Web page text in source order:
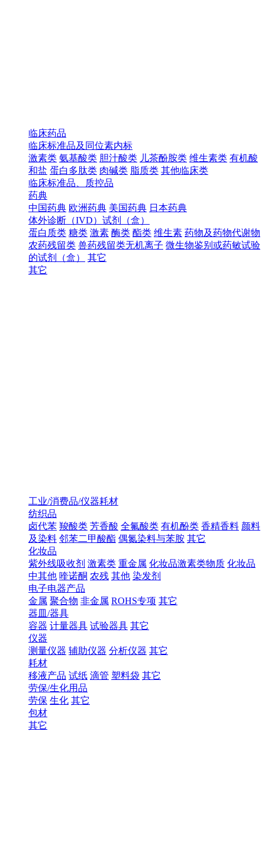
临床药品
临床标准品及同位素内标
激素类 氨基酸类 胆汁酸类 儿茶酚胺类 维生素类 有机酸
和盐 蛋白多肽类 肉碱类 脂质类 其他临床类
临床标准品、质控品
药典
中国药典 欧洲药典 美国药典 日本药典
体外诊断（IVD）试剂（盒）
蛋白质类 糖类 激素 酶类 酯类 维生素 药物及药物代谢物
农药残留类 兽药残留类无机离子 微生物鉴别或药敏试验
的试剂（盒）
其它
其它
工业/消费品/仪器耗材
纺织品
卤代苯 羧酸类 芳香酸 全氟酸类 有机酚类 香精香料 颜料
及染料 邻苯二甲酸酯 偶氮染料与苯胺 其它
化妆品
紫外线吸收剂 激素类 重金属 化妆品激素类物质 化妆品
中其他 喹诺酮 农残 其他 染发剂
电子电器产品
金属 聚合物 非金属 ROHS专项 其它
器皿/器具
容器 计量器具 试验器具 其它
仪器
测量仪器 辅助仪器 分析仪器 其它
耗材
移液产品 试纸 滴管 塑料袋 其它
劳保/生化用品
劳保 生化 其它
包材
其它